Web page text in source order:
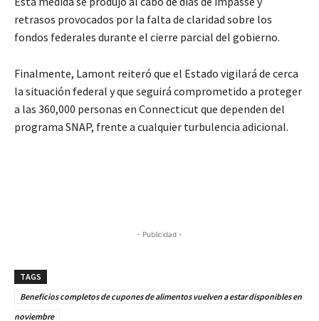
retrasos provocados por la falta de claridad sobre los
fondos federales durante el cierre parcial del gobierno.
Finalmente, Lamont reiteró que el Estado vigilará de cerca
la situación federal y que seguirá comprometido a proteger
a las 360,000 personas en Connecticut que dependen del
programa SNAP, frente a cualquier turbulencia adicional.
- Publicidad -
TAGS
Beneficios completos de cupones de alimentos vuelven a estar disponibles en
noviembre